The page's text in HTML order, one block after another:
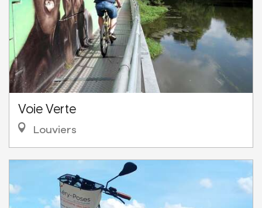
Voie Verte
Louviers